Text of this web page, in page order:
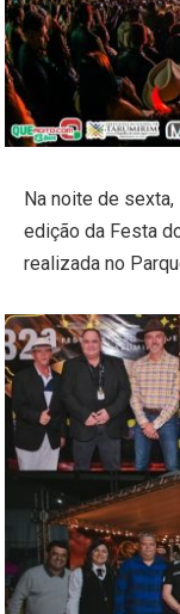
Na noite de sexta,
edição da Festa
realizada no